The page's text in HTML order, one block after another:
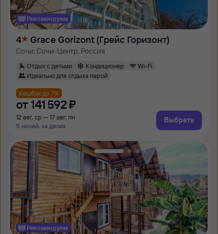
Рекомендуем
4 Grace Gorizont (Грейс Горизонт)
Сочи: Сочи-Центр, Россия
Отдых с детьми Кондиционер
Wi-Fi
Идеально для отдыха парой
Кешбэк до 7%
от 141 ⁠592 ⁠₽
12 авг, ср — 17 авг, пн
5 ночей, за двоих
Выбрать
Рекомендуем